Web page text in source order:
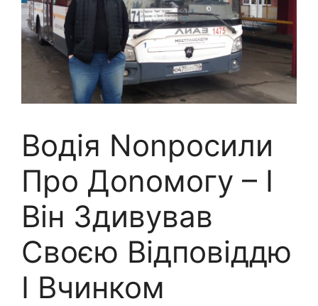
Водія Nоnросили
Про Доnомогу – І
Він Здивував
Своєю Відповіддю
І Вчинком